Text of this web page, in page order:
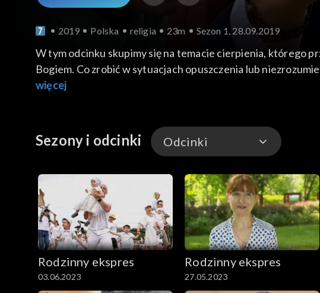
2019 Polska religia 23m Sezon 1, 28.09.2019
W tym odcinku skupimy się na temacie cierpienia, którego
Bogiem. Co zrobić w sytuacjach opuszczenia lub
zrzekł się funkcji biskupa, aby przebywać z pustelnikami w
więcej
Sezony i odcinki Odcinki
Odcinki
Rodzinny ekspres
03.06.2023
Rodzinny ekspres
27.05.2023